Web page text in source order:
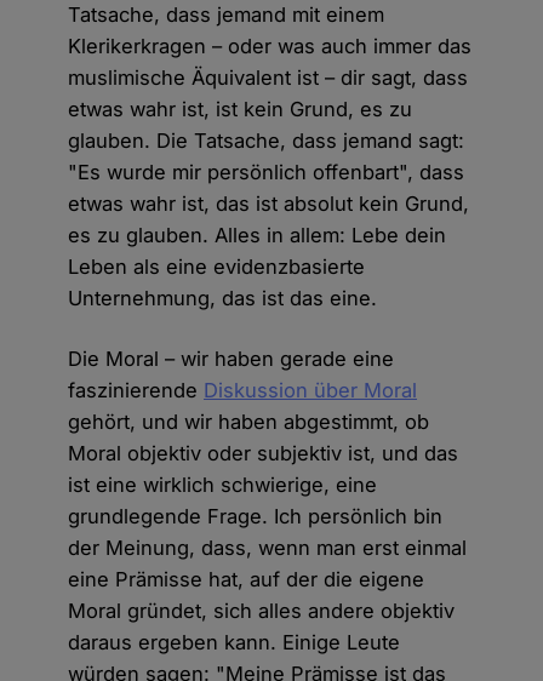
Tatsache, dass jemand mit einem
Klerikerkragen – oder was auch immer das
muslimische Äquivalent ist – dir sagt, dass
etwas wahr ist, ist kein Grund, es zu
glauben. Die Tatsache, dass jemand sagt:
"Es wurde mir persönlich offenbart", dass
etwas wahr ist, das ist absolut kein Grund,
es zu glauben. Alles in allem: Lebe dein
Leben als eine evidenzbasierte
Unternehmung, das ist das eine.
Die Moral – wir haben gerade eine
faszinierende Diskussion über Moral
gehört, und wir haben abgestimmt, ob
Moral objektiv oder subjektiv ist, und das
ist eine wirklich schwierige, eine
grundlegende Frage. Ich persönlich bin
der Meinung, dass, wenn man erst einmal
eine Prämisse hat, auf der die eigene
Moral gründet, sich alles andere objektiv
daraus ergeben kann. Einige Leute
würden sagen: "Meine Prämisse ist das